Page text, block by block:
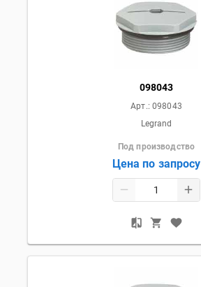
098043
Арт.: 098043
Legrand
Под производство
Цена по запросу